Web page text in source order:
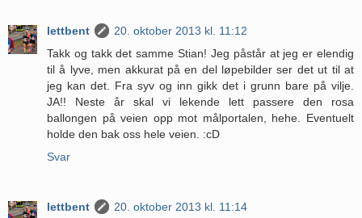
lettbent
20. oktober 2013 kl. 11:12
Takk og takk det samme Stian! Jeg påstår at jeg er elendig
til å lyve, men akkurat på en del løpebilder ser det ut til at
jeg kan det. Fra syv og inn gikk det i grunn bare på vilje.
JA!! Neste år skal vi lekende lett passere den rosa
ballongen på veien opp mot målportalen, hehe. Eventuelt
holde den bak oss hele veien. :cD
Svar
lettbent
20. oktober 2013 kl. 11:14